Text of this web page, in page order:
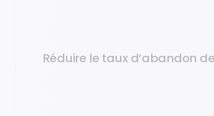
Réduire le taux d’abandon
d’affluence. Vous garantissez ainsi des